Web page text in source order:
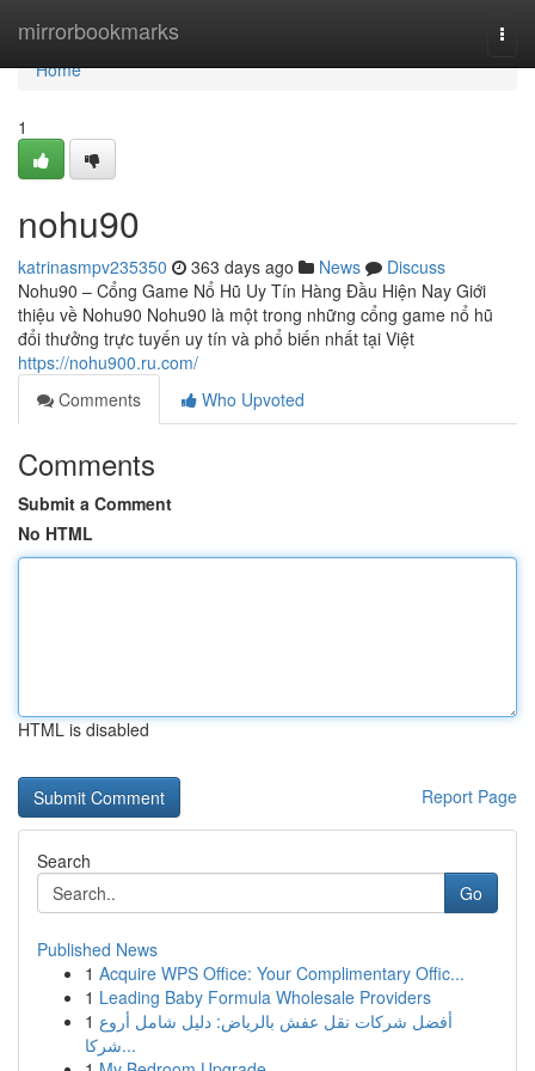
mirrorbookmarks
Home
Home
1
nohu90
katrinasmpv235350 363 days ago News
Discuss
Nohu90 – Cổng Game Nổ Hũ Uy Tín Hàng Đầu Hiện Nay Giới
thiệu về Nohu90 Nohu90 là một trong những cổng game nổ hũ
đổi thưởng trực tuyến uy tín và phổ biến nhất tại Việt
https://nohu900.ru.com/
Comments
Who Upvoted
Comments
Submit a Comment
No HTML
HTML is disabled
Report Page
Search
Go
Published News
1 Acquire WPS Office: Your Complimentary Offic...
1 Leading Baby Formula Wholesale Providers
1 أفضل شركات نقل عفش بالرياض: دليل شامل أروع
شركا...